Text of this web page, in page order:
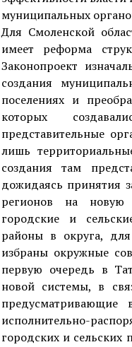
муниципальных
Для Смоленской
имеет реформа
Законопроект
создания
поселениях и
которых
представительные
лишь
создания там
дожидаясь принятия
регионов на новую
городские и
районы в округа,
избраны окружные
первую очередь в
новой системы, в
предусматривающие
исполнительно-
городских и сельских